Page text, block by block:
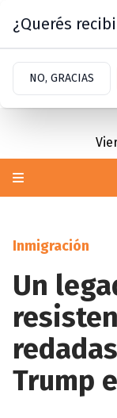
Inmigración
Un
Trump
¿Querés
NO, GRACIAS